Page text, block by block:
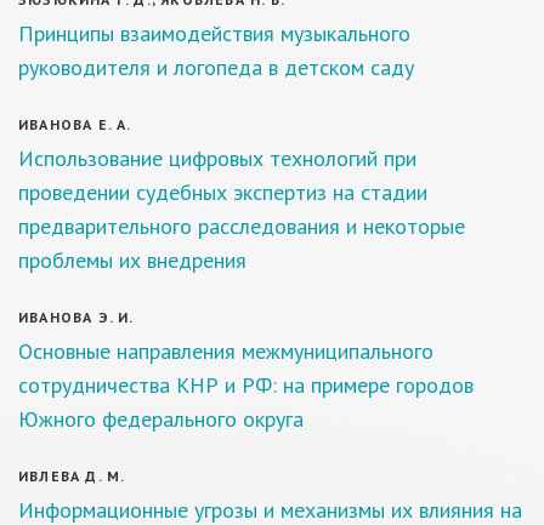
Принципы взаимодействия музыкального
руководителя и логопеда в детском саду
ИВАНОВА Е. А.
Использование цифровых технологий при
проведении судебных экспертиз на стадии
предварительного расследования и некоторые
проблемы их внедрения
ИВАНОВА Э. И.
Основные направления межмуниципального
сотрудничества КНР и РФ: на примере городов
Южного федерального округа
ИВЛЕВА Д. М.
Информационные угрозы и механизмы их влияния на